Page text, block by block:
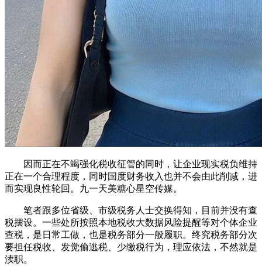
因而正在不竭强化税收征管的同时，让企业现实税负维持
正在一个合理程度，同时国度财务收入也并不会由此削减，进
而实现良性轮回。九一天美糖心星空传媒。
笔者跟多位省级、市级税务人士交换得知，目前并没有查
税摆设。一些处所按照本地税收大数据风险提醒等对个体企业
查税，是日常工做，也是税务部分一般履职。终究税务部分次
要担任税收、发觉偷逃税、少缴税行为，理应依法，不然就是
渎职。